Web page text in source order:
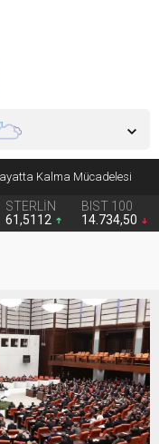
STERLİN
61,5112
BIST 100
14.734,50